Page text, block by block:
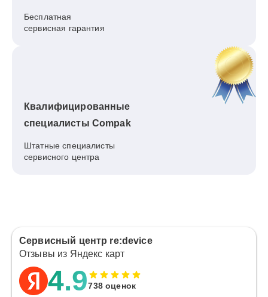
Бесплатная
сервисная гарантия
Квалифицированные
специалисты Compak
Штатные специалисты
сервисного центра
Сервисный центр re:device
Отзывы из Яндекс карт
4.9738 оценок